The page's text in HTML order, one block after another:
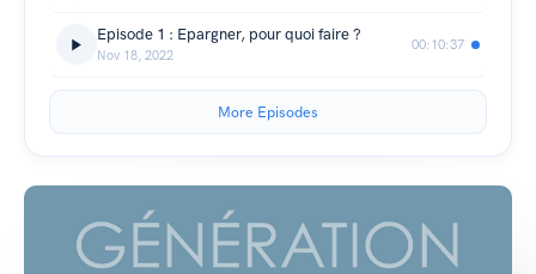
Episode 1 : Epargner, pour quoi faire ?
Nov 18, 2022
00:10:37
More Episodes